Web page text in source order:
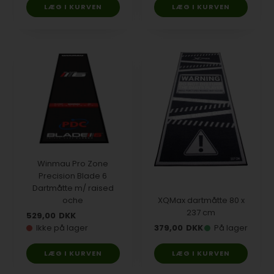
Winmau Pro Zone
Precision Blade 6
Dartmåtte m/ raised
oche
529,00 DKK
Ikke på lager
XQMax dartmåtte 80 x
237 cm
379,00 DKK På lager